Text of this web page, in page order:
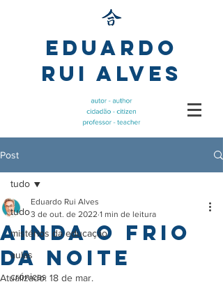
Eduardo
Rui Alves
Post
tudo
mistérios da educação
aulas
crónicas
tudo
Ainda o frio
da noite
Eduardo Rui Alves
3 de out. de 2022 1 min de leitura
Atualizado: 18 de mar.